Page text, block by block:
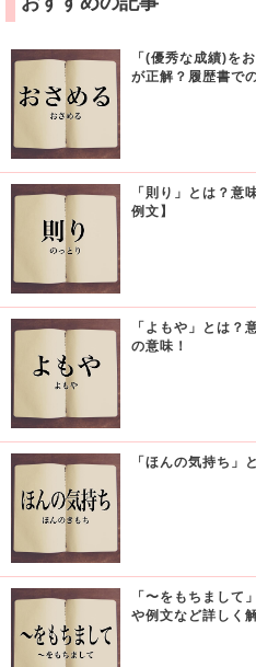
「(優秀な成績)を
が正解？履歴書で
「則り」とは？意
例文】
「よもや」とは？
の意味！
「ほんの気持ち」
「〜をもちまして
や例文など詳しく